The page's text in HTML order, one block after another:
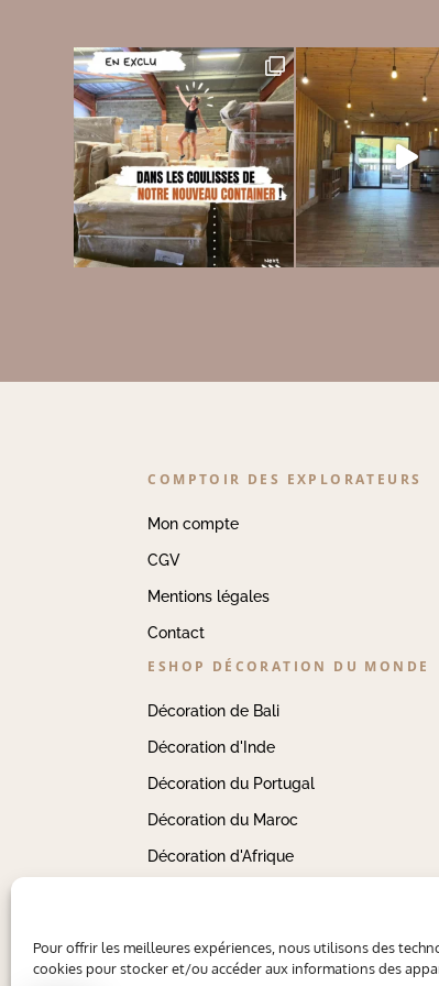
Pour offrir les meilleures expériences, nous utilisons des
cookies pour stocker et/ou accéder aux informations des
COMPTOIR DES EXPLORATEURS
Mon compte
CGV
Mentions légales
Contact
ESHOP DÉCORATION DU MONDE
Décoration de Bali
Décoration d'Inde
Décoration du Portugal
Décoration du Maroc
Décoration d'Afrique